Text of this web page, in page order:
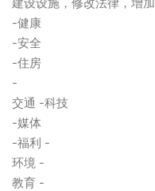
-健康
-安全
-住房
-
交通 -科技
-媒体
-福利 -
环境 -
教育 -